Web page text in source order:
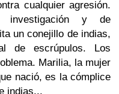
cualquier agresión.
y de
un conejillo de indias,
de escrúpulos. Los
Marilia, la mujer
nació, es la cómplice
indias...